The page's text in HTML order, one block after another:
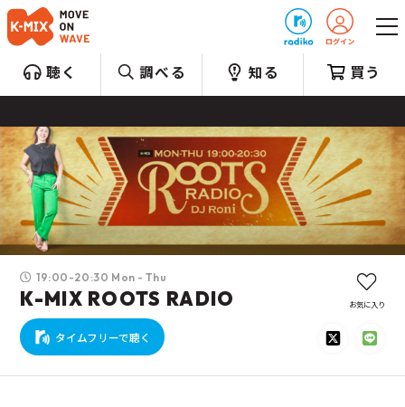
聴く 調べる 知る 買う
19:00-20:30 Mon - Thu
K-MIX ROOTS RADIO
タイムフリーで聴く
お気に入り